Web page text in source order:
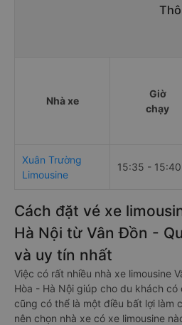
Nhà xe
Giờ
chạy
Xuân Trường
Limousine
15:35 - 15:40
Cách đặt vé xe
Hà Nội từ Vân Đồn -
và uy tín nhất
Việc có rất nhiều nhà xe limousine
Hòa - Hà Nội giúp cho du khách
cũng có thể là một điều bất lợi làm
nên chọn nhà xe có xe limousine